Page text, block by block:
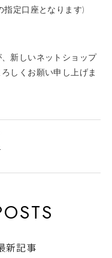
指定口座となります)
新しいネットショップ
しくお願い申し上げま
新記事